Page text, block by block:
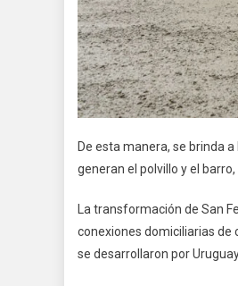
De esta manera, se brinda
generan el polvillo y el
La transformación de San
conexiones domiciliarias de
se desarrollaron por